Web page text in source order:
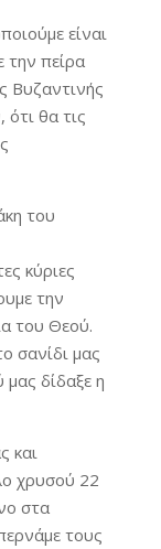
είναι
την πείρα
Βυζαντινής
θα τις
του
κύριες
την
του Θεού.
σανίδι μας
μας δίδαξε η
και
χρυσού 22
στα
τους